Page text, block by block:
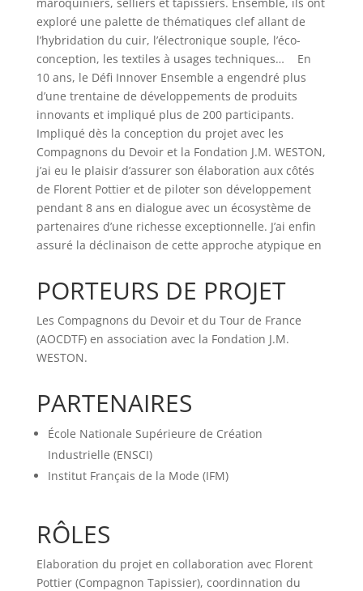
exploré une palette de thématiques clef allant de
l’hybridation du cuir, l’électronique souple, l’éco-
conception, les textiles à usages techniques… En
10 ans, le Défi Innover Ensemble a engendré plus
d’une trentaine de développements de produits
innovants et impliqué plus de 200 participants.
Impliqué dès la conception du projet avec les
Compagnons du Devoir et la Fondation J.M. WESTON,
j’ai eu le plaisir d’assurer son élaboration aux côtés
de Florent Pottier et de piloter son développement
pendant 8 ans en dialogue avec un écosystème de
partenaires d’une richesse exceptionnelle. J’ai enfin
assuré la déclinaison de cette approche atypique en
PORTEURS DE PROJET
Les Compagnons du Devoir et du Tour de France
(AOCDTF) en association avec la Fondation J.M.
WESTON.
PARTENAIRES
École Nationale Supérieure de Création
Industrielle (ENSCI)
Institut Français de la Mode (IFM)
RÔLES
Elaboration du projet en collaboration avec Florent
Pottier (Compagnon Tapissier), coordinnation du